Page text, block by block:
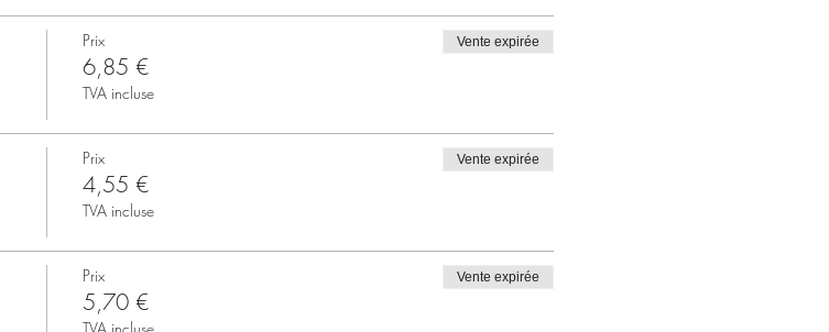
Prix
6,85 €
TVA incluse
Vente expirée
Prix
4,55 €
TVA incluse
Vente expirée
Prix
5,70 €
Vente expirée